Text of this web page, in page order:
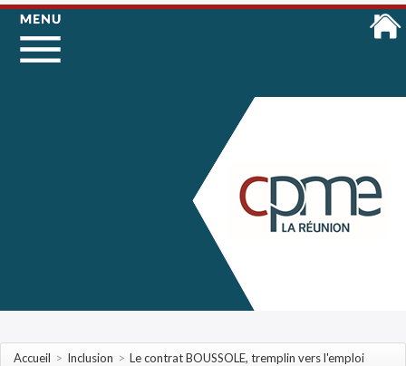
Accueil > Inclusion > Le contrat BOUSSOLE, tremplin vers l'emploi